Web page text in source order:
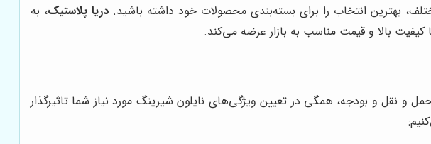
بهترین انتخاب را برای بسته‌بندی محصولات خود داشته باشید.دریا پلاستیک، به
کیفیت بالا و قیمت مناسب به بازار عرضه می‌کند.
نقل و بودجه، همگی در تعیین ویژگی‌های نایلون شیرینگ مورد نیاز شما تاثیرگذار